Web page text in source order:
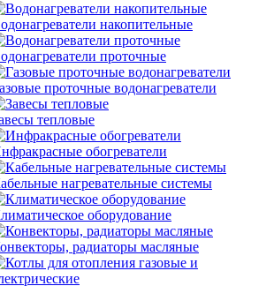
накопительные
проточные
проточные водонагреватели
тепловые
обогреватели
нагревательные системы
оборудование
радиаторы масляные